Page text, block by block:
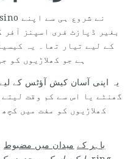
بغیر ڈپازٹ فری اسپنز
کے لیے تیار تھا۔ یہ
ہے جو کھلاڑیوں کو
گھنٹے یا اس سے کم وقت
کھلاڑیوں کو مفت میں
Leicester City باہر کے میدان میں مضبوط